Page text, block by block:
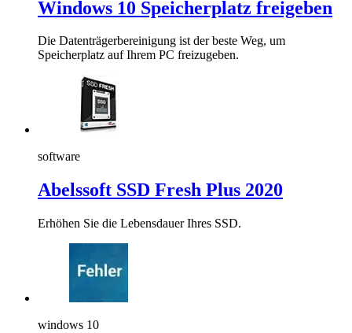
Windows 10 Speicherplatz freigeben
Die Datenträgerbereinigung ist der beste Weg, um
Speicherplatz auf Ihrem PC freizugeben.
software
Abelssoft SSD Fresh Plus 2020
Erhöhen Sie die Lebensdauer Ihres SSD.
windows 10